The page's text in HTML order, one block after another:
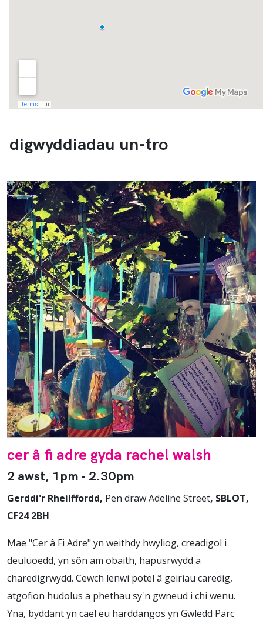
digwyddiadau un-tro
cer â fi adre gyda rachel walsh
2 awst, 1pm - 2.30pm
Gerddi'r Rheilffordd, Pen draw Adeline Street, SBLOT,
CF24 2BH
Mae "Cer â Fi Adre" yn weithdy hwyliog, creadigol i
deuluoedd, yn sôn am obaith, hapusrwydd a
charedigrwydd. Cewch lenwi potel â geiriau caredig,
atgofion hudolus a phethau sy'n gwneud i chi wenu.
Yna, byddant yn cael eu harddangos yn Gwledd Parc